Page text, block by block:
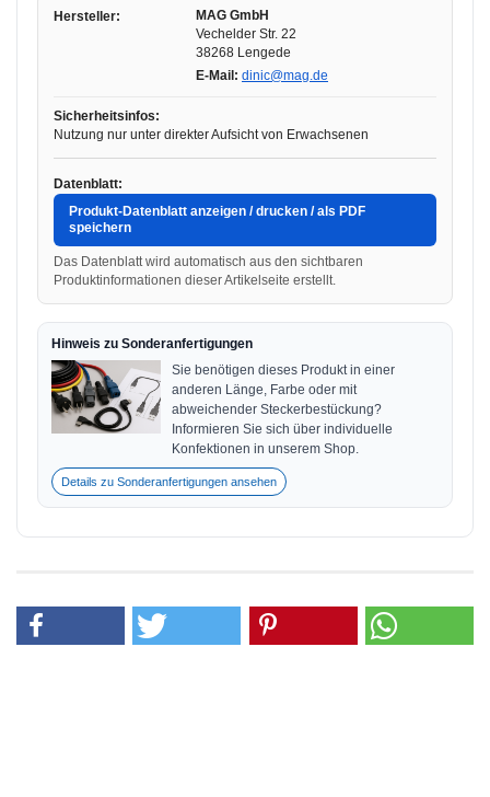
Hersteller:
MAG GmbH
Vechelder Str. 22
38268 Lengede
E-Mail: dinic@mag.de
Sicherheitsinfos:
Nutzung nur unter direkter Aufsicht von Erwachsenen
Datenblatt:
Produkt-Datenblatt anzeigen / drucken / als PDF
speichern
Das Datenblatt wird automatisch aus den sichtbaren
Produktinformationen dieser Artikelseite erstellt.
Hinweis zu Sonderanfertigungen
Sie benötigen dieses Produkt in einer
anderen Länge, Farbe oder mit
abweichender Steckerbestückung?
Informieren Sie sich über individuelle
Konfektionen in unserem Shop.
Details zu Sonderanfertigungen ansehen